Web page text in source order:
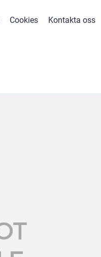
Cookies Kontakta oss